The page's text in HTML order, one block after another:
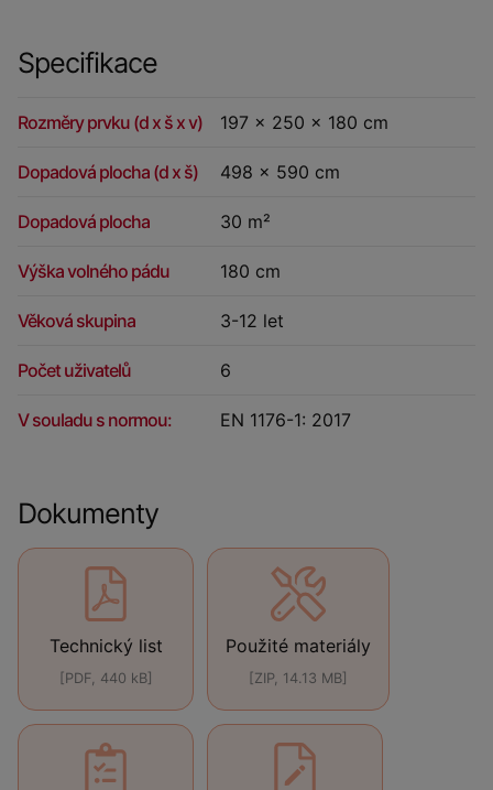
Specifikace
Rozměry prvku (d x š x v) 197 x 250 x 180 cm
Dopadová plocha (d x š) 498 x 590 cm
Dopadová plocha 30 m²
Výška volného pádu 180 cm
Věková skupina 3-12 let
Počet uživatelů 6
V souladu s normou: EN 1176-1: 2017
Dokumenty
Technický list
[PDF, 440 kB]
Použité materiály
[ZIP, 14.13 MB]